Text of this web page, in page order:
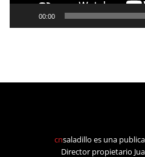
00:00
cnsaladillo es una
Director propietario